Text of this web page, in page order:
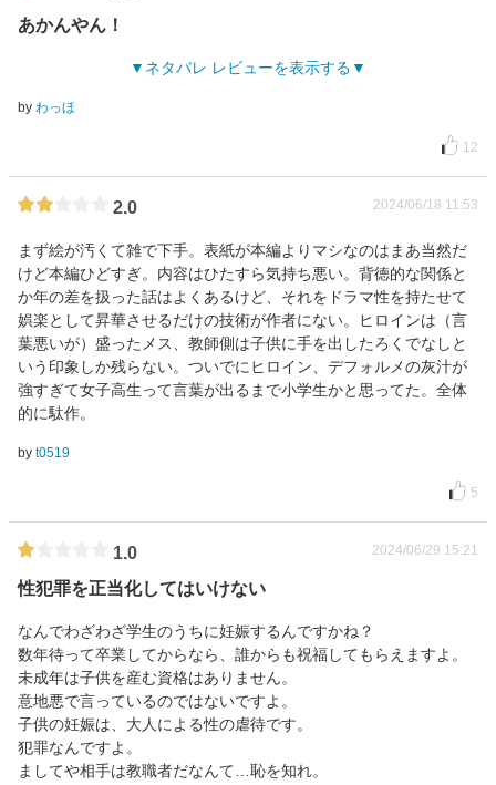
あかんやん！
ネタバレ レビューを表示する
by わっほ
12
2.0 2024/06/18 11:53
まず絵が汚くて雑で下手。表紙が本編よりマシなのはまあ当然だ
けど本編ひどすぎ。内容はひたすら気持ち悪い。背徳的な関係と
か年の差を扱った話はよくあるけど、それをドラマ性を持たせて
娯楽として昇華させるだけの技術が作者にない。ヒロインは（言
葉悪いが）盛ったメス、教師側は子供に手を出したろくでなしと
いう印象しか残らない。ついでにヒロイン、デフォルメの灰汁が
強すぎて女子高生って言葉が出るまで小学生かと思ってた。全体
的に駄作。
by t0519
5
1.0 2024/06/29 15:21
性犯罪を正当化してはいけない
なんでわざわざ学生のうちに妊娠するんですかね？
数年待って卒業してからなら、誰からも祝福してもらえますよ。
未成年は子供を産む資格はありません。
意地悪で言っているのではないですよ。
子供の妊娠は、大人による性の虐待です。
犯罪なんですよ。
ましてや相手は教職者だなんて…恥を知れ。